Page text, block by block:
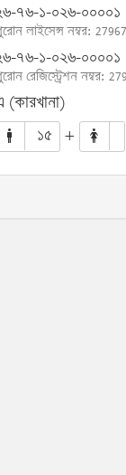
৭৬-১-০২৬-০০০০১
লাইসেন্স নম্বর:
৭৬-১-০২৬-০০০০১
রেজিস্ট্রেশন নম্বর:
(কারখানা)
১৫ +